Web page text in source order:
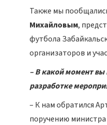
Также мы
Михайловым,
футбола
организаторов и
– В какой момент
разработке
– К нам обратился
поручению